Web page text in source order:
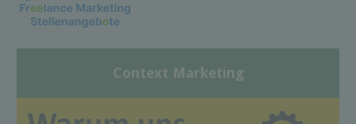
Context Marketing